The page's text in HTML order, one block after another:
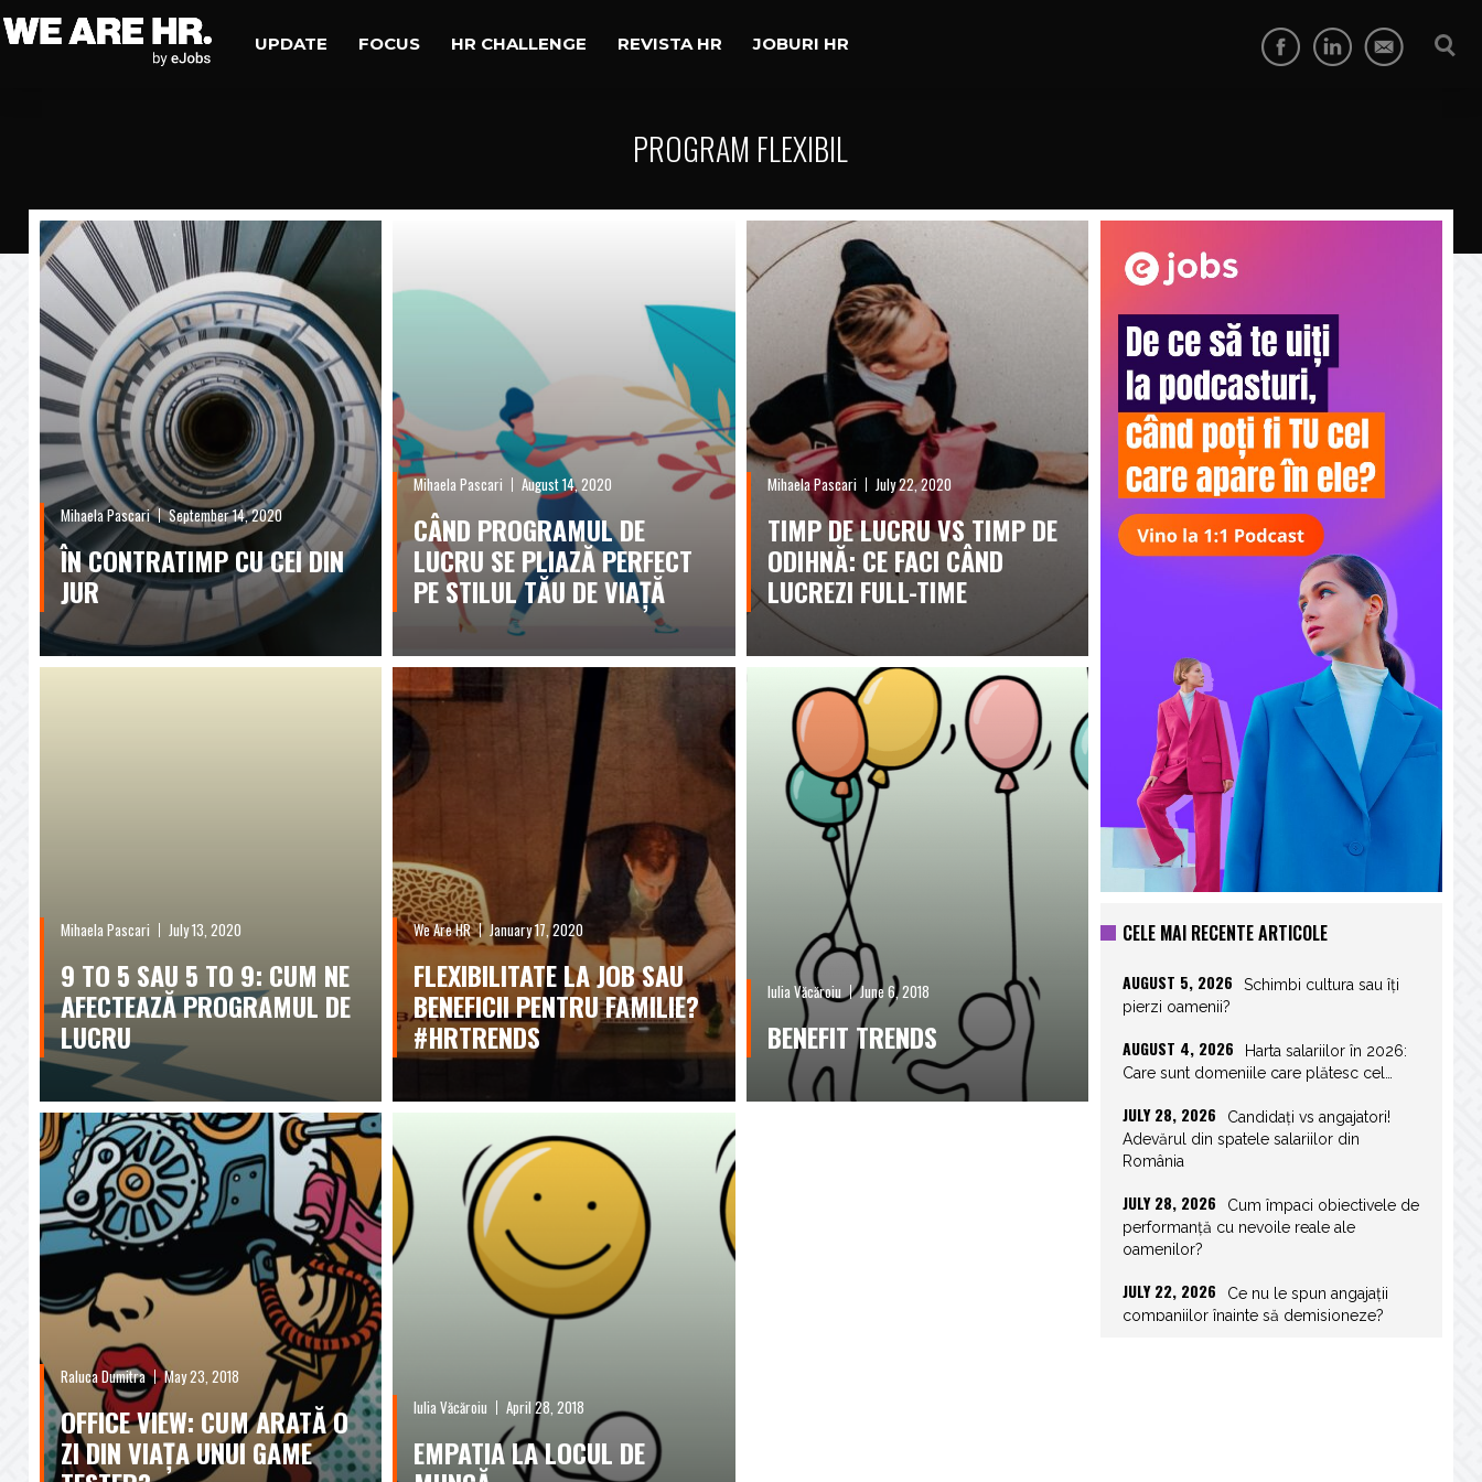
UPDATE FOCUS HR CHALLENGE REVISTA HR JOBURI HR
PROGRAM FLEXIBIL
Mihaela Pascari September 14, 2020
ÎN CONTRATIMP CU CEI DIN
JUR
Mihaela Pascari August 14, 2020
CÂND PROGRAMUL DE
LUCRU SE PLIAZĂ PERFECT
PE STILUL TĂU DE VIAȚĂ
Mihaela Pascari July 22, 2020
TIMP DE LUCRU VS TIMP DE
ODIHNĂ: CE FACI CÂND
LUCREZI FULL-TIME
Mihaela Pascari July 13, 2020
9 TO 5 SAU 5 TO 9: CUM NE
AFECTEAZĂ PROGRAMUL DE
LUCRU
We Are HR January 17, 2020
FLEXIBILITATE LA JOB SAU
BENEFICII PENTRU FAMILIE?
#HRTRENDS
Iulia Văcăroiu June 6, 2018
BENEFIT TRENDS
Raluca Dumitra May 23, 2018
OFFICE VIEW: CUM ARATĂ O
ZI DIN VIAȚA UNUI GAME
Iulia Văcăroiu April 28, 2018
EMPATIA LA LOCUL DE
CELE MAI RECENTE ARTICOLE
AUGUST 5, 2026
Schimbi cultura sau îți
pierzi oamenii?
AUGUST 4, 2026
Harta salariilor în 2026:
Care sunt domeniile care plătesc cel…
JULY 28, 2026
Candidați vs angajatori!
Adevărul din spatele salariilor din
România
JULY 28, 2026
Cum împaci obiectivele de
performanță cu nevoile reale ale
oamenilor?
JULY 22, 2026
Ce nu le spun angajații
companiilor înainte să demisioneze?